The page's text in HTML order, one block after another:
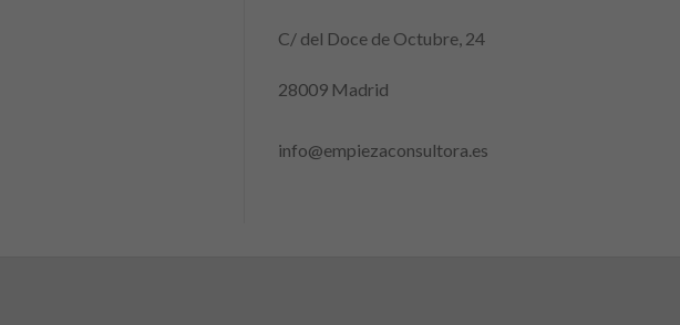
C/ del Doce de Octubre, 24
28009 Madrid
info@empiezaconsultora.es